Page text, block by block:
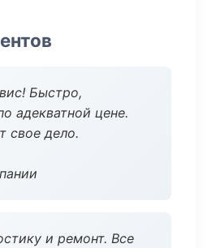
Быстро,
адекватной цене.
свое дело.
и ремонт. Все